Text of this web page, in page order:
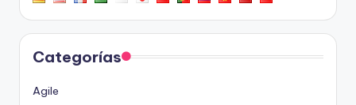
Categorías
Agile